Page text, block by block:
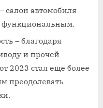
салон автомобиля
функциональным.
– благодаря
и прочей
2023 стал еще более
преодолевать